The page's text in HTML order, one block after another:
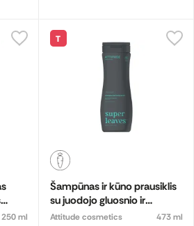
250 ml
T
Šampūnas ir kūno prausiklis
su juodojo gluosnio ir
drebulės ekstraktais
Attitude cosmetics
473 ml